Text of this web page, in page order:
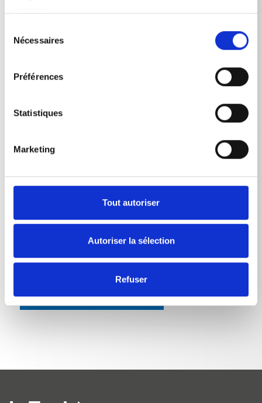
Nécessaires
Préférences
Statistiques
Marketing
Tout autoriser
Autoriser la sélection
Refuser
Poids
1,0615kg
1,26kg
Brosse de lavage transversale
1,563kg